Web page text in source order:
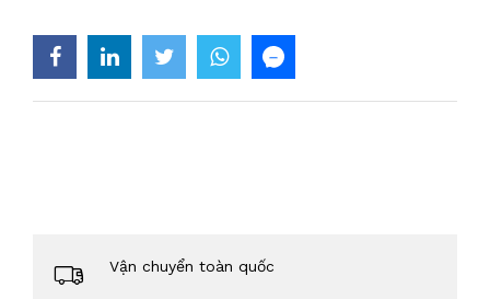
Vận chuyển toàn quốc